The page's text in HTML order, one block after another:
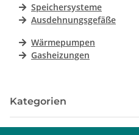
Speichersysteme
Ausdehnungsgefäße
Wärmepumpen
Gasheizungen
Kategorien